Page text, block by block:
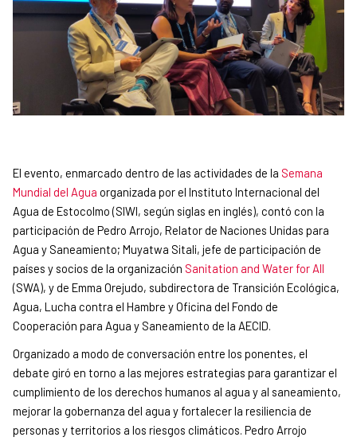
El evento, enmarcado dentro de las actividades de la Semana
Mundial del Agua organizada por el Instituto Internacional del
Agua de Estocolmo (SIWI, según siglas en inglés), contó con la
participación de Pedro Arrojo, Relator de Naciones Unidas para
Agua y Saneamiento; Muyatwa Sitali, jefe de participación de
países y socios de la organización Sanitation and Water for All
(SWA), y de Emma Orejudo, subdirectora de Transición Ecológica,
Agua, Lucha contra el Hambre y Oficina del Fondo de
Cooperación para Agua y Saneamiento de la AECID.
Organizado a modo de conversación entre los ponentes, el
debate giró en torno a las mejores estrategias para garantizar el
cumplimiento de los derechos humanos al agua y al saneamiento,
mejorar la gobernanza del agua y fortalecer la resiliencia de
personas y territorios a los riesgos climáticos. Pedro Arrojo